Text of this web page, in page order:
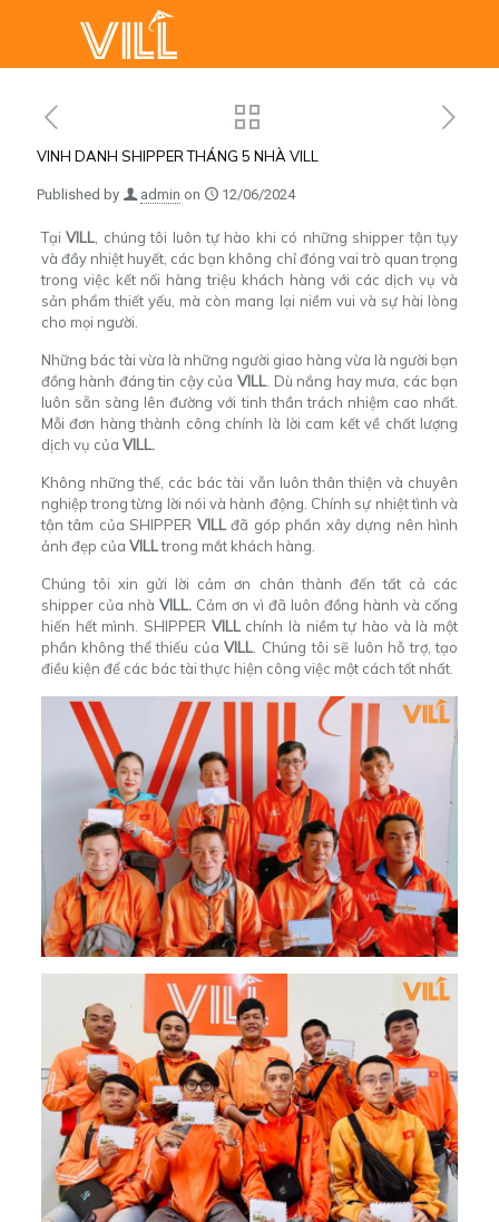
VINH DANH SHIPPER THÁNG 5 NHÀ VILL
Published by admin on 12/06/2024
TạiVILL , chúng tôi luôn tự hào khi có những shipper tận tụy
và đầy nhiệt huyết, các bạn không chỉ đóng vai trò quan trọng
trong việc kết nối hàng triệu khách hàng với các dịch vụ và
sản phẩm thiết yếu, mà còn mang lại niềm vui và sự hài lòng
cho mọi người.
Những bác tài vừa là những người giao hàng vừa là người bạn
đồng hành đáng tin cậy của VILL . Dù nắng hay mưa, các bạn
luôn sẵn sàng lên đường với tinh thần trách nhiệm cao nhất.
Mỗi đơn hàng thành công chính là lời cam kết về chất lượng
dịch vụ của VILL.
Không những thế, các bác tài vẫn luôn thân thiện và chuyên
nghiệp trong từng lời nói và hành động. Chính sự nhiệt tình và
tận tâm của SHIPPER VILLđã góp phần xây dựng nên hình
ảnh đẹp của VILLtrong mắt khách hàng.
Chúng tôi xin gửi lời cảm ơn chân thành đến tất cả các
shipper của nhà VILL. Cảm ơn vì đã luôn đồng hành và cống
hiến hết mình. SHIPPER VILLchính là niềm tự hào và là một
phần không thể thiếu củaVILL . Chúng tôi sẽ luôn hỗ trợ, tạo
điều kiện để các bác tài thực hiện công việc một cách tốt nhất.